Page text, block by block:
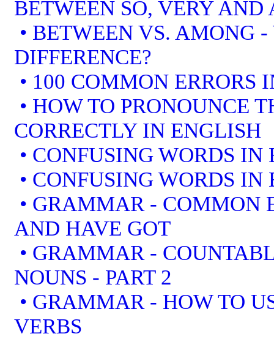
BETWEEN SO, VERY AND
• BETWEEN VS. AMONG
DIFFERENCE?
• 100 COMMON ERRORS
• HOW TO PRONOUNCE
CORRECTLY IN ENGLISH
• CONFUSING WORDS
• CONFUSING WORDS
• GRAMMAR - COMMON
AND HAVE GOT
• GRAMMAR -
NOUNS - PART 2
• GRAMMAR - HOW TO
VERBS